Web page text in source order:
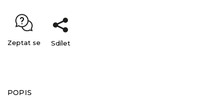
Zeptat se Sdílet
POPIS